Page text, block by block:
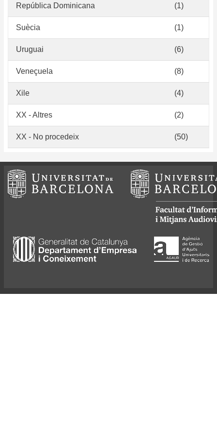
República Dominicana (1)
Suècia (1)
Uruguai (6)
Veneçuela (8)
Xile (4)
XX - Altres (2)
XX - No procedeix (50)